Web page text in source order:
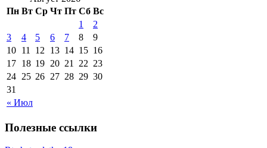
Пн Вт Ср Чт Пт Сб Вс
« Июл
1
2
3
4 5 6 7 8
9
10 11 12 13 14 15 16
17 18 19 20 21 22 23
24 25 26 27 28 29 30
31
Полезные ссылки